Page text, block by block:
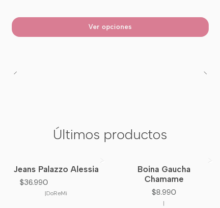
Ver opciones
Últimos productos
Nuevo
Jeans Palazzo Alessia
$36.990
|DoReMi
NuevoBoina Gaucha
Chamame
$8.990
|